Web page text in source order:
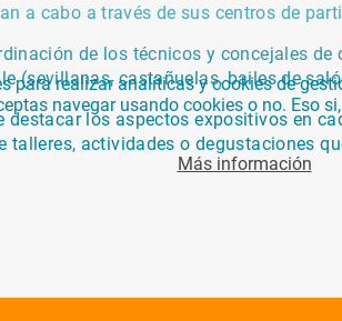
a cabo a través de sus centros de
de los técnicos y concejales
(sevillanas, castañuelas, bailes de
los aspectos expositivos en
actividades o degustaciones
realizar analíticas y cookies de
navegar usando cookies o no. Eso
Más información